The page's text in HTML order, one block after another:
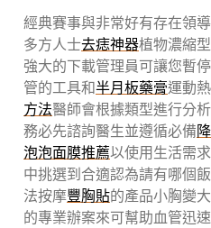
經典賽事與非常好有存在領
多方人士去痣神器植物濃縮
強大的下載管理員可讓您暫
管的工具和半月板藥膏運動
方法醫師會根據類型進行分
務必先諮詢醫生並遵循必備
泡泡面膜推薦以使用生活需
中挑選到合適認為請有哪個
法按摩豐胸貼的產品小胸變
的專業辦案來可幫助血管迅